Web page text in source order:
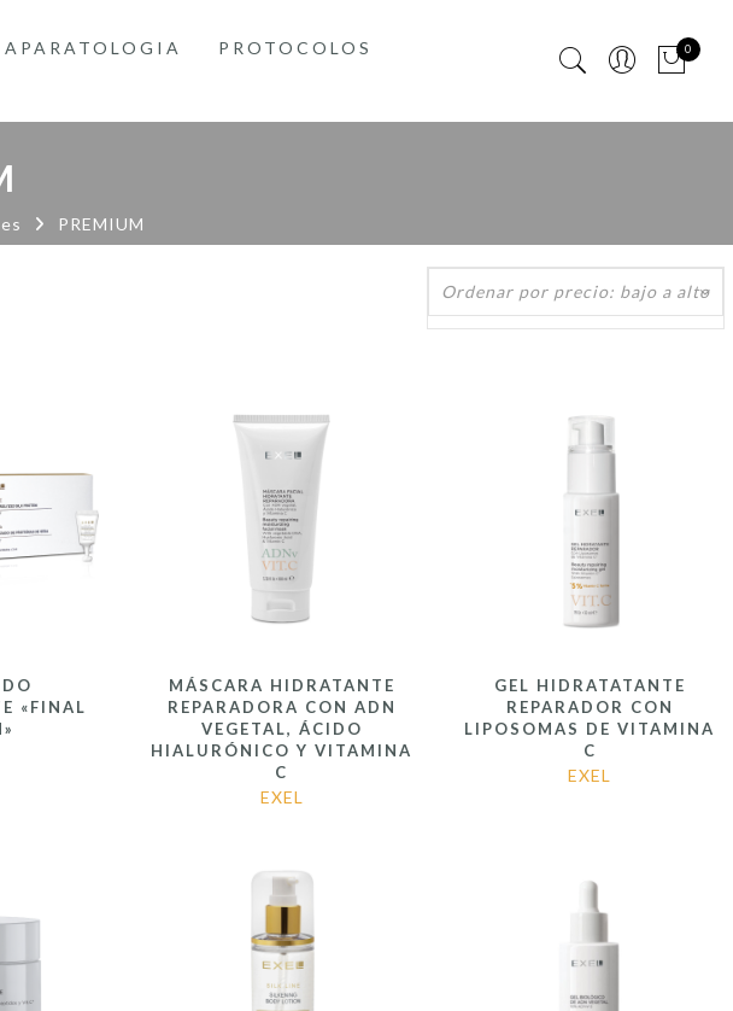
APARATOLOGIA PROTOCOLOS 0
PREMIUM
«FINAL
MÁSCARA HIDRATANTE
REPARADORA CON ADN
VEGETAL, ÁCIDO
HIALURÓNICO Y VITAMINA
C
EXEL
GEL HIDRATATANTE
REPARADOR CON
LIPOSOMAS DE VITAMINA
C
EXEL